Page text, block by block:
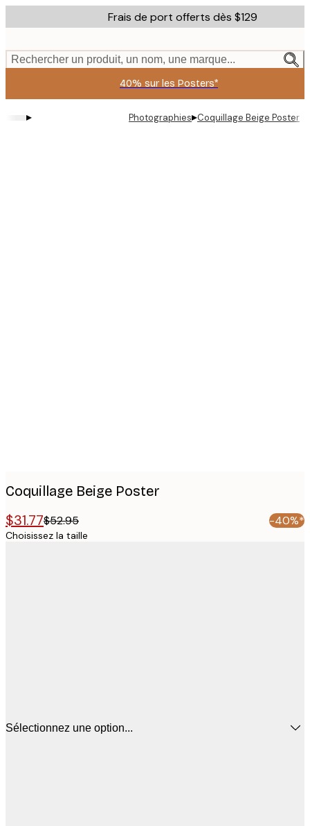
to
content.
Frais de port offerts dès $129
Rechercher un produit, un nom, une marque...
40% sur les Posters*
▸ Photographies▸Coquillage Beige Poster
Coquillage Beige Poster
$31.77$52.95 -40%*
Choisissez la taille
Sélectionnez une option...